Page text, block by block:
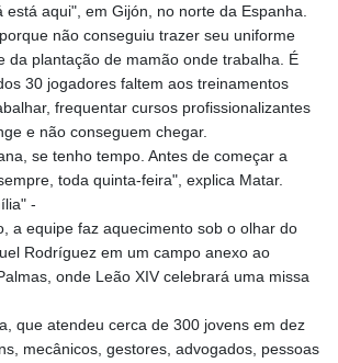
está aqui", em Gijón, no norte da Espanha.
não conseguiu trazer seu uniforme
da plantação de mamão onde trabalha. É
30 jogadores faltem aos treinamentos
frequentar cursos profissionalizantes
e não conseguem chegar.
se tenho tempo. Antes de começar a
toda quinta-feira", explica Matar.
-
a equipe faz aquecimento sob o olhar do
Rodríguez em um campo anexo ao
onde Leão XIV celebrará uma missa
que atendeu cerca de 300 jovens em dez
mecânicos, gestores, advogados, pessoas